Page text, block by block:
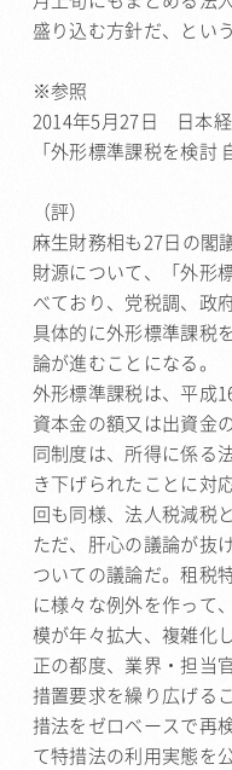
盛り込む方針だ、という
※参照
2014年5月27日 日本
「外形標準課税を検討
（評）
麻生財務相も27日の閣
財源について、「外形
べており、党税調、政
具体的に外形標準課税
論が進むことになる。
外形標準課税は、平成
資本金の額又は出資金
同制度は、所得に係る
き下げられたことに対
回も同様、法人税減税
ただ、肝心の議論が抜
ついての議論だ。租税
に様々な例外を作って
模が年々拡大、複雑化
正の都度、業界・担当
措置要求を繰り広げる
措法をゼロベースで再
て特措法の利用実態を